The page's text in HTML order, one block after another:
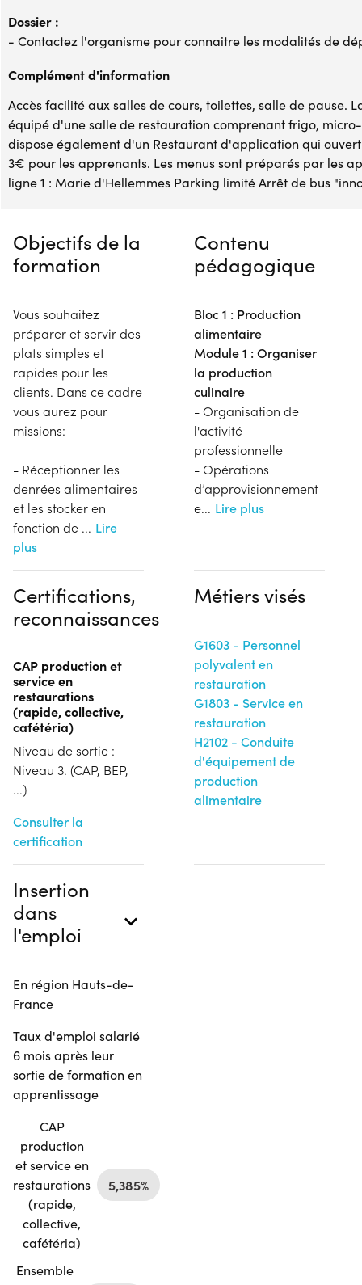
Dossier :
- Contactez l'organisme pour connaitre les modalités de
Complément d'information
Accès facilité aux salles de cours, toilettes, salle de pause.
équipé d'une salle de restauration comprenant frigo,
dispose également d'un Restaurant d'application qui
3€ pour les apprenants. Les menus sont préparés par les
ligne 1 : Marie d'Hellemmes Parking limité Arrêt de bus
Objectifs de la
formation
Vous souhaitez
préparer et servir des
plats simples et
rapides pour les
clients. Dans ce cadre
vous aurez pour
missions:
- Réceptionner les
denrées alimentaires
et les stocker en
fonction de ... Lire
plus
Contenu
pédagogique
Bloc 1 : Production
alimentaire
Module 1 : Organiser
la production
culinaire
- Organisation de
l'activité
professionnelle
- Opérations
d’approvisionnement
e... Lire plus
Certifications,
reconnaissances
CAP production et
service en
restaurations
(rapide, collective,
cafétéria)
Niveau de sortie :
Niveau 3. (CAP, BEP,
...)
Consulter la
certification
Métiers visés
G1603 - Personnel
polyvalent en
restauration
G1803 - Service en
restauration
H2102 - Conduite
d'équipement de
production
alimentaire
Insertion
dans
l'emploi
En région Hauts-de-
France
Taux d'emploi salarié
6 mois après leur
sortie de formation en
apprentissage
CAP
production
et service en
restaurations
(rapide,
collective,
cafétéria)
5,385%
Ensemble